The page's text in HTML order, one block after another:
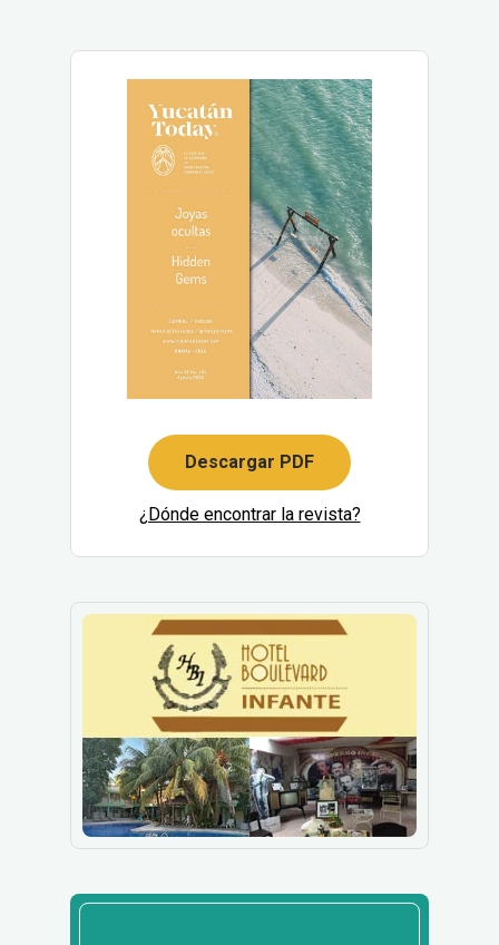
Descargar PDF
¿Dónde encontrar la revista?